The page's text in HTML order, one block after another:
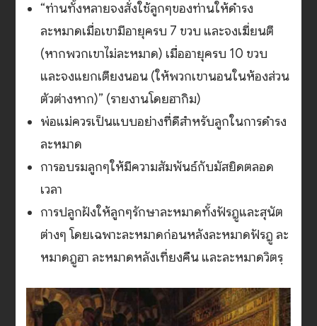
“ท่านทั้งหลายจงสั่งใช้ลูกๆของท่านให้ดำรง
ละหมาดเมื่อเขามีอายุครบ 7 ขวบ และจงเฆี่ยนตี
(หากพวกเขาไม่ละหมาด) เมื่ออายุครบ 10 ขวบ
และจงแยกเตียงนอน (ให้พวกเขานอนในห้องส่วน
ตัวต่างหาก)” (รายงานโดยฮากิม)
พ่อแม่ควรเป็นแบบอย่างที่ดีสำหรับลูกในการดำรง
ละหมาด
การอบรมลูกๆให้มีความสัมพันธ์กับมัสยิดตลอด
เวลา
การปลูกฝังให้ลูกๆรักษาละหมาดทั้งฟัรฎูและสุนัต
ต่างๆ โดยเฉพาะละหมาดก่อนหลังละหมาดฟัรฎู ละ
หมาดฎูฮา ละหมาดหลังเที่ยงคืน และละหมาดวิตรฺ